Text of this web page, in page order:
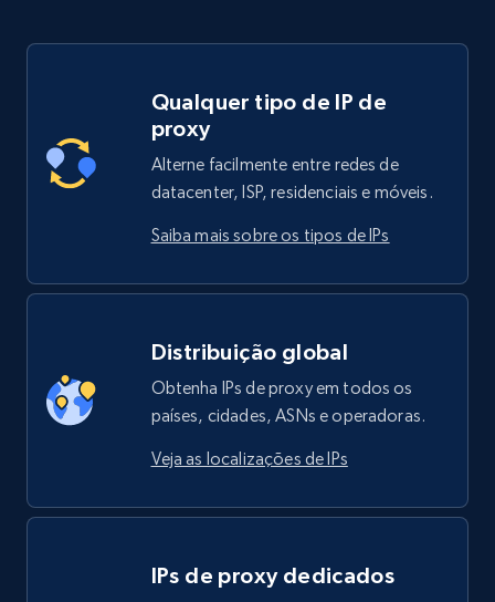
Qualquer tipo de IP de
proxy
Alterne facilmente entre redes de
datacenter, ISP, residenciais e móveis.
Saiba mais sobre os tipos de IPs
Distribuição global
Obtenha IPs de proxy em todos os
países, cidades, ASNs e operadoras.
Veja as localizações de IPs
IPs de proxy dedicados